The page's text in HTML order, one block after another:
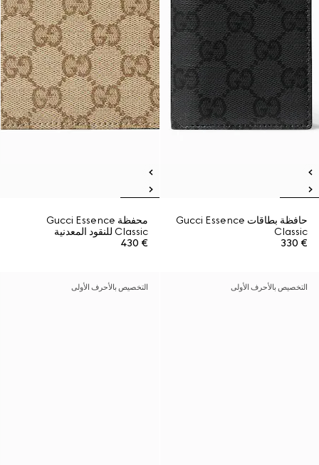
حافظة بطاقات Gucci Essence
Classic
€ 330
محفظة Gucci Essence
Classic للنقود المعدنية
€ 430
التخصيص بالأحرف الأولى التخصيص بالأحرف الأولى